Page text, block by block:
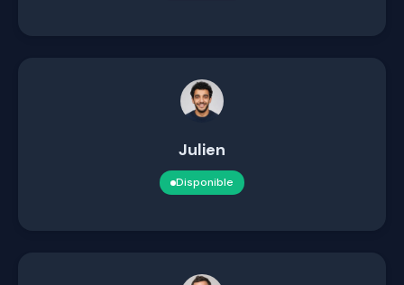
Julien
Disponible